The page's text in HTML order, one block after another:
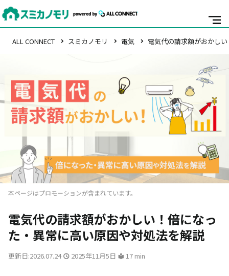
ALL CONNECT スミカノモリ 電気 電気代の請求額がおかし
本ページはプロモーションが含まれています。
電気代の請求額がおかしい！倍になっ
た・異常に高い原因や対処法を解説
更新日:2026.07.24 2025年11月5日 17 min